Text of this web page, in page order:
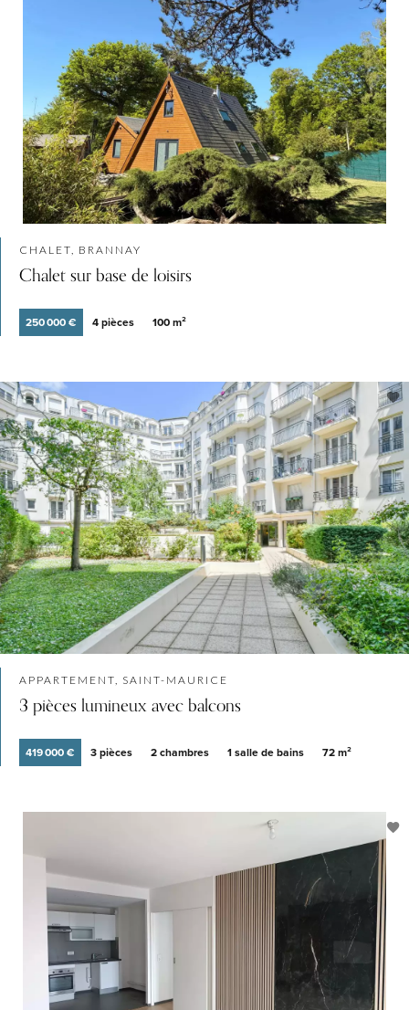
CHALET, BRANNAY
Chalet sur base de loisirs
250 000 € 4 pièces 100 m²
APPARTEMENT, SAINT-MAURICE
3 pièces lumineux avec balcons
419 000 € 3 pièces 2 chambres 1 salle de bains 72 m²